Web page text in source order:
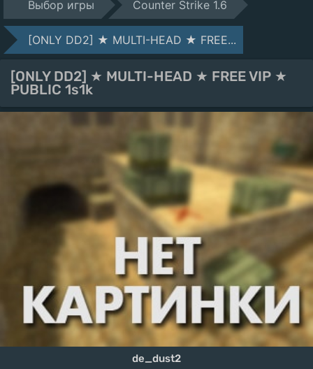
Выбор игры Counter Strike 1.6
[ONLY DD2] ★ MULTI-HEAD ★ FREE...
[ONLY DD2] ★ MULTI-HEAD ★ FREE VIP ★
PUBLIC 1s1k
de_dust2